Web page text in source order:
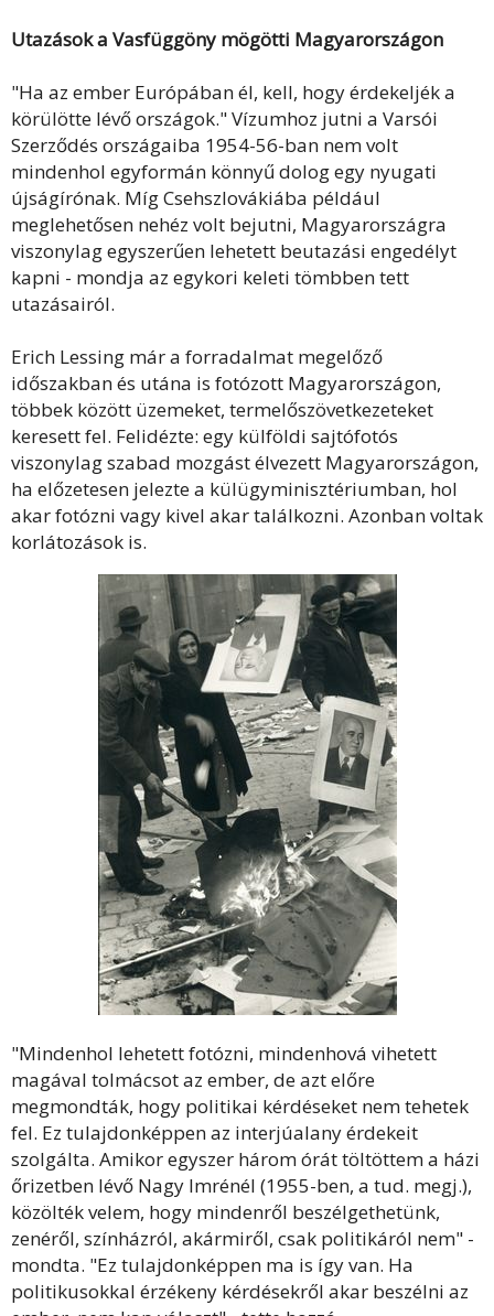
Utazások a Vasfüggöny mögötti Magyarországon
"Ha az ember Európában él, kell, hogy érdekeljék a
körülötte lévő országok." Vízumhoz jutni a Varsói
Szerződés országaiba 1954-56-ban nem volt
mindenhol egyformán könnyű dolog egy nyugati
újságírónak. Míg Csehszlovákiába például
meglehetősen nehéz volt bejutni, Magyarországra
viszonylag egyszerűen lehetett beutazási engedélyt
kapni - mondja az egykori keleti tömbben tett
utazásairól.
Erich Lessing már a forradalmat megelőző
időszakban és utána is fotózott Magyarországon,
többek között üzemeket, termelőszövetkezeteket
keresett fel. Felidézte: egy külföldi sajtófotós
viszonylag szabad mozgást élvezett Magyarországon,
ha előzetesen jelezte a külügyminisztériumban, hol
akar fotózni vagy kivel akar találkozni. Azonban voltak
korlátozások is.
"Mindenhol lehetett fotózni, mindenhová vihetett
magával tolmácsot az ember, de azt előre
megmondták, hogy politikai kérdéseket nem tehetek
fel. Ez tulajdonképpen az interjúalany érdekeit
szolgálta. Amikor egyszer három órát töltöttem a házi
őrizetben lévő Nagy Imrénél (1955-ben, a tud. megj.),
közölték velem, hogy mindenről beszélgethetünk,
zenéről, színházról, akármiről, csak politikáról nem" -
mondta. "Ez tulajdonképpen ma is így van. Ha
politikusokkal érzékeny kérdésekről akar beszélni az